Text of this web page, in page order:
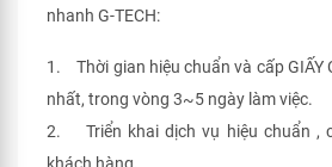
nhanh G-TECH:
1. Thời gian hiệu chuẩn và cấp GIẤY
nhất, trong vòng 3~5 ngày làm việc.
2. Triển khai dịch vụ hiệu chuẩn ,